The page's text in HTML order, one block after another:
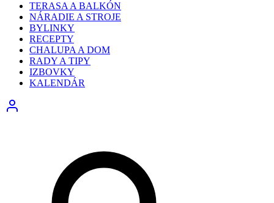
TERASA A BALKÓN
NÁRADIE A STROJE
BYLINKY
RECEPTY
CHALUPA A DOM
RADY A TIPY
IZBOVKY
KALENDÁR